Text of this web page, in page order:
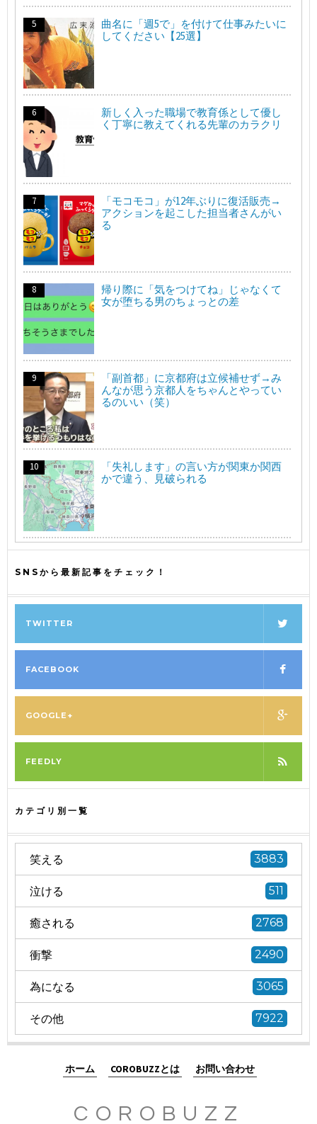
曲名に「週5で」を付けて仕事みたいに
してください【25選】
新しく入った職場で教育係として優し
く丁寧に教えてくれる先輩のカラクリ
「モコモコ」が12年ぶりに復活販売→
アクションを起こした担当者さんがい
る
帰り際に「気をつけてね」じゃなくて
女が堕ちる男のちょっとの差
「副首都」に京都府は立候補せず→み
んなが思う京都人をちゃんとやってい
るのいい（笑）
「失礼します」の言い方が関東か関西
かで違う、見破られる
SNSから最新記事をチェック！
TWITTER
FACEBOOK
GOOGLE+
FEEDLY
カテゴリ別一覧
笑える 3883
泣ける 511
癒される 2768
衝撃 2490
為になる 3065
その他 7922
ホーム COROBUZZとは お問い合わせ
COROBUZZ